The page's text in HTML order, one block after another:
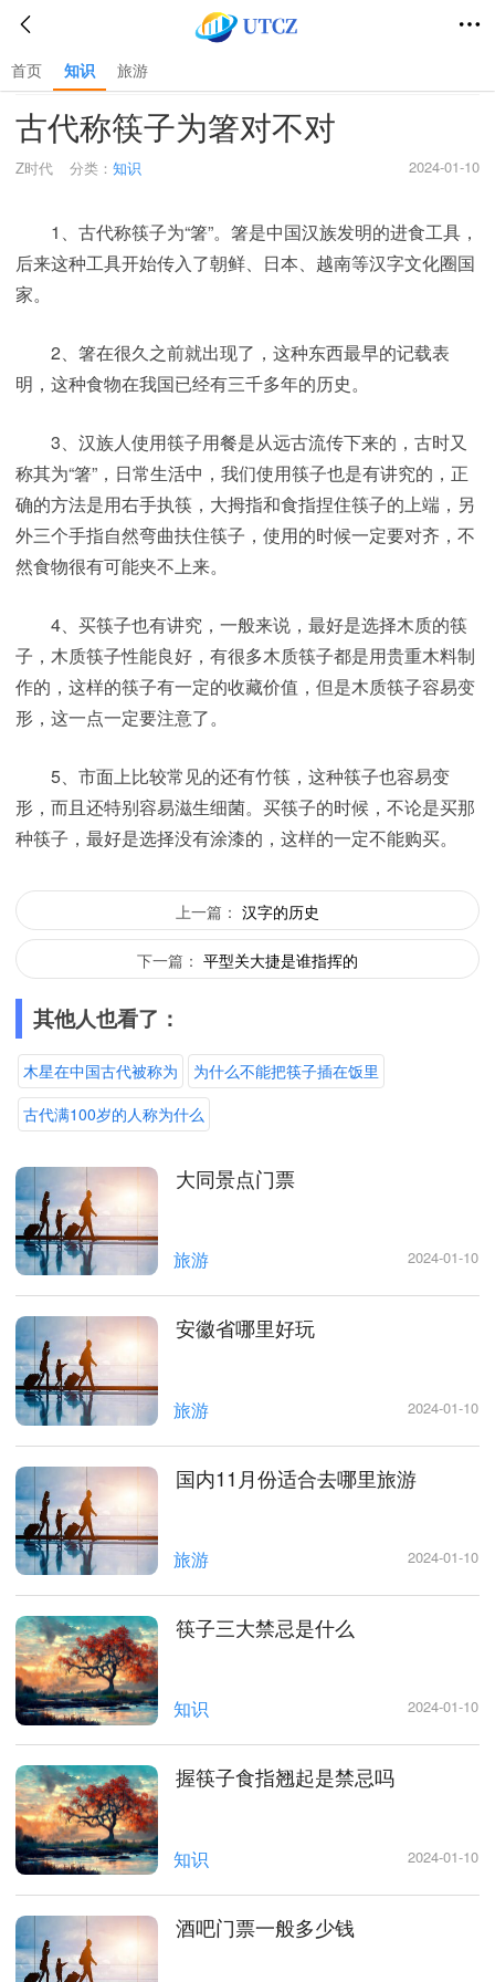
首页 知识 旅游
首页 知识>
古代称筷子为箸对不对
Z时代 2024-01-10
分类： 知识
1、古代称筷子为“箸”。箸是中国汉族发明的进食工具，
后来这种工具开始传入了朝鲜、日本、越南等汉字文化圈国
家。
2、箸在很久之前就出现了，这种东西最早的记载表
明，这种食物在我国已经有三千多年的历史。
3、汉族人使用筷子用餐是从远古流传下来的，古时又
称其为“箸”，日常生活中，我们使用筷子也是有讲究的，正
确的方法是用右手执筷，大拇指和食指捏住筷子的上端，另
外三个手指自然弯曲扶住筷子，使用的时候一定要对齐，不
然食物很有可能夹不上来。
4、买筷子也有讲究，一般来说，最好是选择木质的筷
子，木质筷子性能良好，有很多木质筷子都是用贵重木料制
作的，这样的筷子有一定的收藏价值，但是木质筷子容易变
形，这一点一定要注意了。
5、市面上比较常见的还有竹筷，这种筷子也容易变
形，而且还特别容易滋生细菌。买筷子的时候，不论是买那
种筷子，最好是选择没有涂漆的，这样的一定不能购买。
上一篇： 汉字的历史
下一篇： 平型关大捷是谁指挥的
其他人也看了：
木星在中国古代被称为
为什么不能把筷子插在饭里
古代满100岁的人称为什么
大同景点门票
旅游 2024-01-10
安徽省哪里好玩
旅游 2024-01-10
国内11月份适合去哪里旅游
旅游 2024-01-10
筷子三大禁忌是什么
知识 2024-01-10
握筷子食指翘起是禁忌吗
知识 2024-01-10
酒吧门票一般多少钱